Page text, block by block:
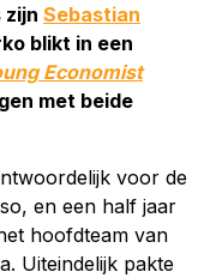
zijn Sebastian
blikt in een
Economist
met beide
voor de
en een half jaar
hoofdteam van
Uiteindelijk pakte